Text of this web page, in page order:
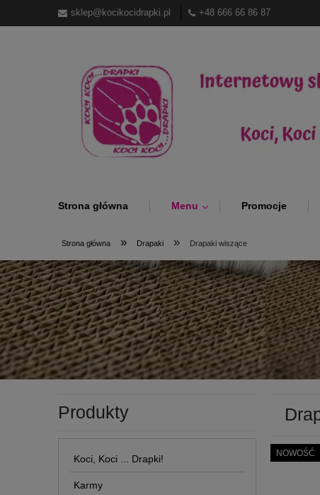
sklep@kocikocidrapki.pl +48 666 66 86 87
Strona główna Menu Promocje
Strona główna » Drapaki » Drapaki wiszące
Produkty
Koci, Koci ... Drapki!
Karmy
NOWOŚĆ